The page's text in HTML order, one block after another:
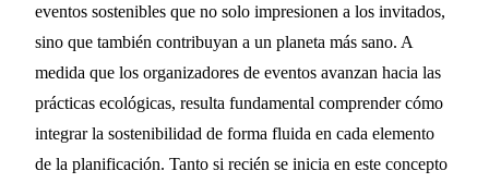
eventos sostenibles que no solo impresionen a los invitados,
sino que también contribuyan a un planeta más sano. A
medida que los organizadores de eventos avanzan hacia las
prácticas ecológicas, resulta fundamental comprender cómo
integrar la sostenibilidad de forma fluida en cada elemento
de la planificación. Tanto si recién se inicia en este concepto